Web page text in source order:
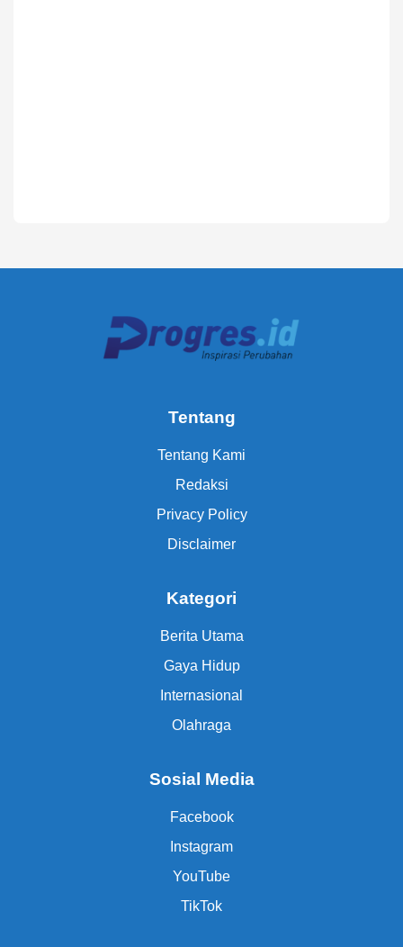
Tentang
Tentang Kami
Redaksi
Privacy Policy
Disclaimer
Kategori
Berita Utama
Gaya Hidup
Internasional
Olahraga
Sosial Media
Facebook
Instagram
YouTube
TikTok